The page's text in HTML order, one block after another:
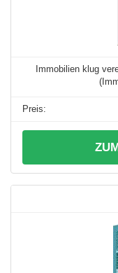
Immobilien klug